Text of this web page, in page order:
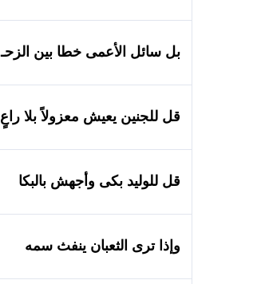
بل سائل الأعمى خطا بين الزحـ
قل للجنين يعيش معزولاً بلا راعٍ
قل للوليد بكى وأجهش بالبكا
وإذا ترى الثعبان ينفث سمه